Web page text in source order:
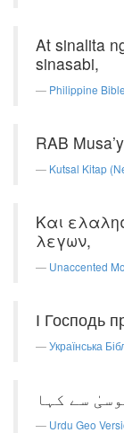
At sinalita
sinasabi,
Philippine
RAB
Kutsal Kitap
Και
λεγων,
Unaccented
І Господь
Українська
Urdu Geo